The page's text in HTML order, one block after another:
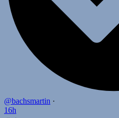
@bachsmartin ·
16h